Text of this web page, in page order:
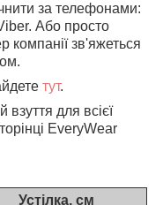
за телефонами:
Або просто
компанії зв'яжеться
тут.
для всієї
EveryWear
Устілка, см